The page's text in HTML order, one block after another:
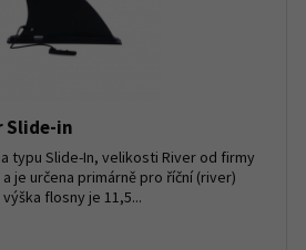
Slide-in
typu Slide-In, velikosti River od firmy
a je určena primárně pro říční (river)
flosny je 11,5...